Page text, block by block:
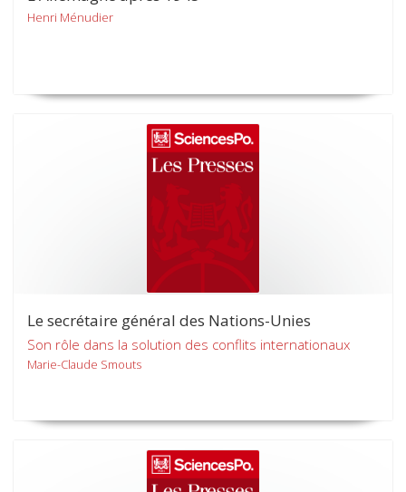
Henri Ménudier
Le secrétaire général des Nations-Unies
Son rôle dans la solution des conflits internationaux
Marie-Claude Smouts